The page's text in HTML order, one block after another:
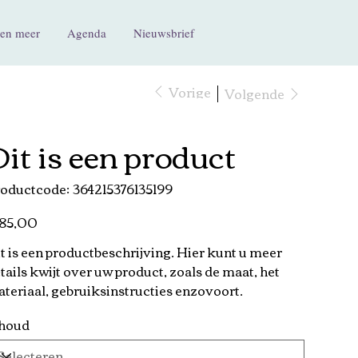
meer Agenda Nieuwsbrief
Vorige Volgende
is een product
364215376135199
364215376135199
is een productbeschrijving. Hier kunt u meer
kwijt over uw product, zoals de maat, het
gebruiksinstructies enzovoort.